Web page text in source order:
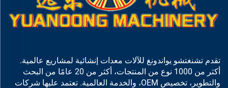
تقدم تشنغتشو يواندونغ للآلات معدات إنشائية لمشاريع عالمية.
أكثر من 1000 نوع من المنتجات، أكثر من 20 عامًا من البحث
والتطوير، تخصيص OEM، والخدمة العالمية. تعتمد عليها شركات